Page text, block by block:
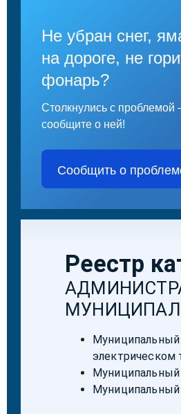
Не убран снег,
на дороге, не
фонарь?
Столкнулись с
сообщите о ней!
Сообщить о